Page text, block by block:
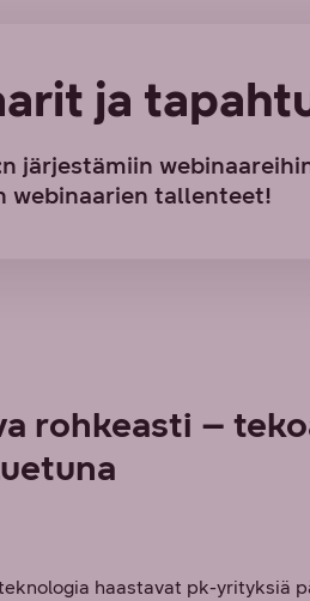
ja
järjestämiin
webinaarien tallenteet!
rohkeasti –
haastavat pk-yrityksiä